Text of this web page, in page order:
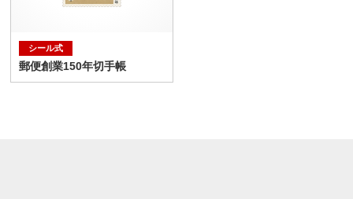
シール式
郵便創業150年切手帳